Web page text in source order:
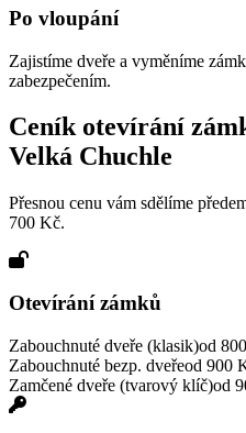
Po vloupání
Zajistíme dveře a vyměníme
zabezpečením.
Ceník otevírání
Velká Chuchle
Přesnou cenu vám sdělíme
700 Kč.
Otevírání zámků
Zabouchnuté dveře (klasik)od
Zabouchnuté bezp. dveřeod 900
Zamčené dveře (tvarový klíč)od